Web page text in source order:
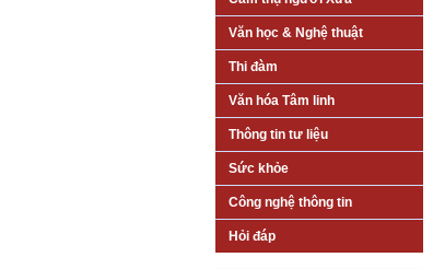
Văn học & Nghệ thuật
Thi đàm
Văn hóa Tâm linh
Thông tin tư liệu
Sức khỏe
Công nghệ thông tin
Hỏi đáp